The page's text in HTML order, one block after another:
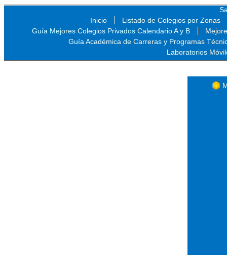
Inicio
Listado de Colegios por Zonas
Guía Mejores Colegios Privados Calendario A y B
Guía Académica de Carreras y Programas
Laboratorios